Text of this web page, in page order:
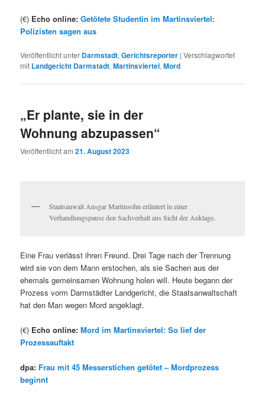
(€) Echo online:Getötete Studentin im Martinsviertel:
Polizisten sagen aus
Veröffentlicht unter Darmstadt,Gerichtsreporter |Verschlagwortet
mit Landgericht Darmstadt,Martinsviertel,Mord
„Er plante, sie in der
Wohnung abzupassen“
Veröffentlicht am21. August 2023
Staatsanwalt Ansgar Martinsohn erläutert in einer
Verhandlungspause den Sachverhalt aus Sicht der Anklage.
Eine Frau verlässt ihren Freund. Drei Tage nach der Trennung
wird sie von dem Mann erstochen, als sie Sachen aus der
ehemals gemeinsamen Wohnung holen will. Heute begann der
Prozess vorm Darmstädter Landgericht, die Staatsanwaltschaft
hat den Man wegen Mord angeklagt.
(€) Echo online:Mord im Martinsviertel: So lief der
Prozessauftakt
dpa: Frau mit 45 Messerstichen getötet – Mordprozess
beginnt